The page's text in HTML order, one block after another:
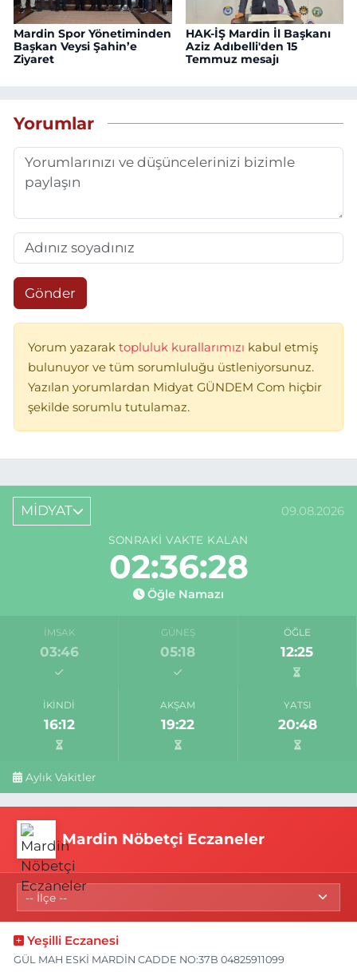
Mardin Spor Yönetiminden
Başkan Veysi Şahin’e
Ziyaret
HAK-İŞ Mardin İl Başkanı
Aziz Adıbelli'den 15
Temmuz mesajı
Yorumlar
Gönder
Yorum yazarak topluluk kurallarımızı kabul etmiş
bulunuyor ve tüm sorumluluğu üstleniyorsunuz.
Yazılan yorumlardan Midyat GÜNDEM Com hiçbir
şekilde sorumlu tutulamaz.
MİDYAT 09.08.2026
SONRAKI VAKTE KALAN
02:36:28
Öğle Namazı
İMSAK
03:46
GÜNEŞ
05:18
ÖĞLE
12:25
İKINDI
16:12
AKŞAM
19:22
YATSI
20:48
Aylık Vakitler
Mardin Nöbetçi Eczaneler
Yeşilli Eczanesi
GÜL MAH ESKİ MARDİN CADDE NO:37B 04825911099